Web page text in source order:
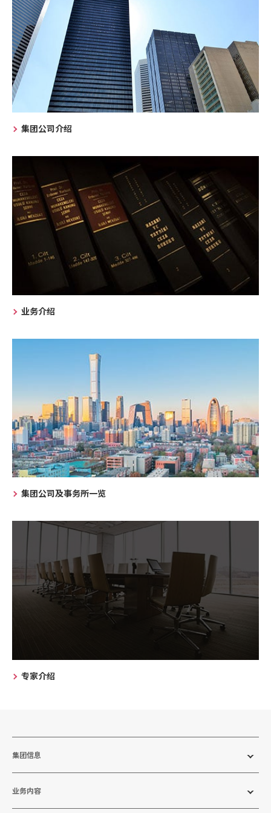
集团公司介绍
业务介绍
集团公司及事务所一览
专家介绍
集团信息
业务内容